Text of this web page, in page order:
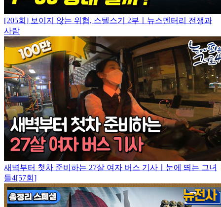
[205회] 보이지 않는 위협, 스텔스기 2부ㅣ뉴스멘터리 전쟁과
사람
새벽부터 첫차 준비하는 27살 여자 버스 기사ㅣ눈에 띄는 그녀
들4[57회]